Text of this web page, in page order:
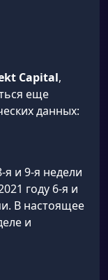
Capital,
еще
данных:
я и 9-я недели
году 6-я и
В настоящее
и